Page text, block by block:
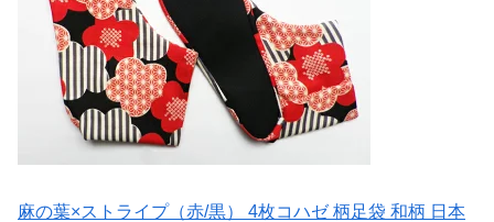
麻の葉×ストライプ（赤/黒） 4枚コハゼ 柄足袋 和柄 日本